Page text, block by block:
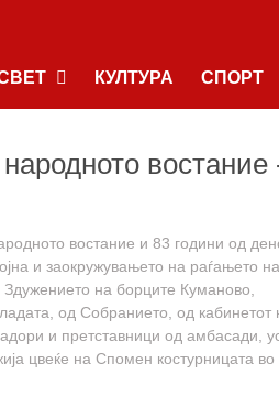
КУЛТУРА СПОРТ
востание
востание и 83 години од
и заокружувањето на раѓањето на
на борците Куманово,
од Собранието, од кабинетот
и претставници од амбасади,
цвеќе на Спомен костурницата во